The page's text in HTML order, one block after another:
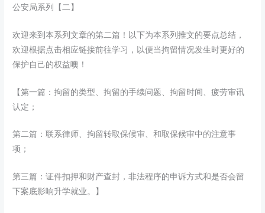
公安局系列【二】
欢迎来到本系列文章的第二篇！以下为本系列推文的要点总结，
欢迎根据点击相应链接前往学习，以便当拘留情况发生时更好的
保护自己的权益噢！
【第一篇：拘留的类型、拘留的手续问题、拘留时间、疲劳审讯
认定；
第二篇：联系律师、拘留转取保候审、和取保候审中的注意事
项；
第三篇：证件扣押和财产查封，非法程序的申诉方式和是否会留
下案底影响升学就业。】